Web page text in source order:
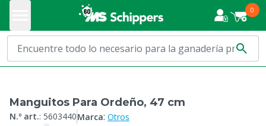
0
Manguitos Para Ordeño, 47 cm
N.º art.: 5603440Marca: Otros